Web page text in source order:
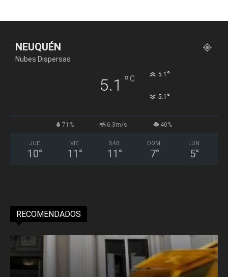
NEUQUÉN
Nubes Dispersas
5.1 °C 5.1 °
5.1 °
71% 6.3m/s 40%
JUE
10°
VIE
11 °
SÁB
11 °
DOM
7°
LUN
5°
RECOMENDADOS